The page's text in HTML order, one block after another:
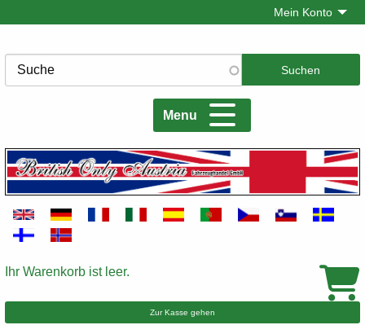
zum
Mein Konto
Suche
Menu
Warenkorb
Ihr Warenkorb ist leer.
Zur Kasse gehen